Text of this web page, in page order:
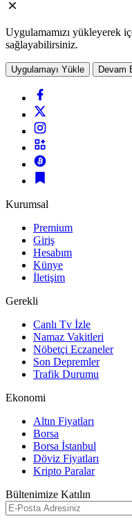
Uygulamamızı yükleyerek
sağlayabilirsiniz.
Uygulamayı Yükle Devam
Kurumsal
Premium
Giriş
Hesabım
Künye
İletişim
Gerekli
Canlı Tv İzle
Namaz Vakitleri
Nöbetçi Eczaneler
Son Depremler
Trafik Durumu
Ekonomi
Altın Fiyatları
Borsa
Borsa İstanbul
Döviz Fiyatları
Kripto Paralar
Bültenimize Katılın